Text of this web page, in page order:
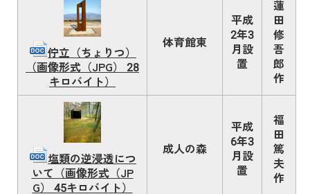
佇立（ちょりつ）
（画像形式（JPG） 28
キロバイト）
体育館東
平成
2年3
月設
置
蓮
田
修
吾
郎
作
塩類の逆浸透につ
いて（画像形式（JP
G） 45キロバイト）
成人の森
平成
6年3
月設
置
福
田
篤
夫
作